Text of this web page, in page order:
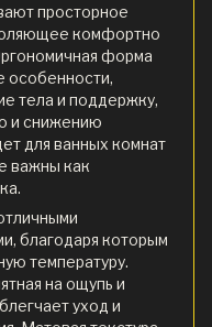
просторное
комфортно
форма
особенности,
тела и поддержку,
и снижению
для ванных комнат
важны как
благодаря которым
температуру.
на ощупь и
уход и